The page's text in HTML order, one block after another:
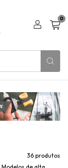
0
36 produtos